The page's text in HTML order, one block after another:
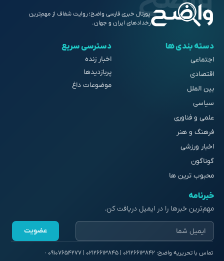
پورتال خبری فارسی واضح؛ روایت شفاف از مهم‌ترین
رخدادهای ایران و جهان.
دسته بندی ها
اجتماعی
اقتصادی
بین الملل
سیاسی
علمی و فناوری
فرهنگ و هنر
اخبار ورزشی
گوناگون
محبوب ترین ها
دسترسی سریع
اخبار زنده
پربازدیدها
موضوعات داغ
خبرنامه
مهم‌ترین خبرها را در ایمیل دریافت کن.
عضویت